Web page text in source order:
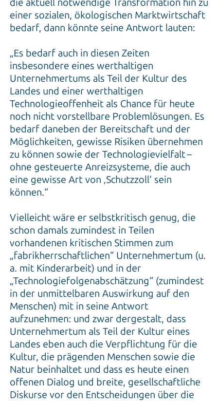
die aktuell notwendige Transformation hin zu
einer sozialen, ökologischen Marktwirtschaft
bedarf, dann könnte seine Antwort lauten:
„Es bedarf auch in diesen Zeiten
insbesondere eines werthaltigen
Unternehmertums als Teil der Kultur des
Landes und einer werthaltigen
Technologieoffenheit als Chance für heute
noch nicht vorstellbare Problemlösungen. Es
bedarf daneben der Bereitschaft und der
Möglichkeiten, gewisse Risiken übernehmen
zu können sowie der Technologievielfalt –
ohne gesteuerte Anreizsysteme, die auch
eine gewisse Art von ‚Schutzzoll‘ sein
können.“
Vielleicht wäre er selbstkritisch genug, die
schon damals zumindest in Teilen
vorhandenen kritischen Stimmen zum
„fabrikherrschaftlichen“ Unternehmertum (u.
a. mit Kinderarbeit) und in der
„Technologiefolgenabschätzung“ (zumindest
in der unmittelbaren Auswirkung auf den
Menschen) mit in seine Antwort
aufzunehmen: und zwar dergestalt, dass
Unternehmertum als Teil der Kultur eines
Landes eben auch die Verpflichtung für die
Kultur, die prägenden Menschen sowie die
Natur beinhaltet und dass es heute einen
offenen Dialog und breite, gesellschaftliche
Diskurse vor den Entscheidungen über die